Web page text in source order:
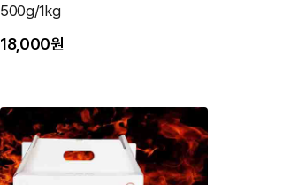
500g/1kg
18,000원